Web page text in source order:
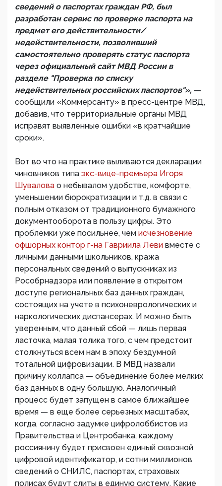
сведений о паспортах граждан РФ, был
разработан сервис по проверке паспорта на
предмет его действительности/
недействительности, позволивший
самостоятельно проверять статус паспорта
через официальный сайт МВД России в
разделе "Проверка по списку
недействительных российских паспортов"», —
сообщили «Коммерсанту» в пресс-центре МВД,
добавив, что территориальные органы МВД
исправят выявленные ошибки «в кратчайшие
сроки».
Вот во что на практике выливаются декларации
чиновников типа экс-вице-премьера Игоря
Шувалова о небывалом удобстве, комфорте,
уменьшении бюрократизации и т.д. в связи с
полным отказом от традиционного бумажного
документооборота в пользу цифры. Это
проблемки уже посильнее, чем исчезновение
офшорных контор г-на Гавриила Леви вместе с
личными данными школьников, кража
персональных сведений о выпускниках из
Рособрнадзора или появление в открытом
доступе региональных баз данных граждан,
состоящих на учете в психоневрологических и
наркологических диспансерах. И можно быть
уверенным, что данный сбой — лишь первая
ласточка, малая толика того, с чем предстоит
столкнуться всем нам в эпоху бездумной
тотальной цифровизации. В МВД назвали
причину коллапса — объединение более мелких
баз данных в одну большую. Аналогичный
процесс будет запущен в самое ближайшее
время — в еще более серьезных масштабах,
когда, согласно задумке цифролоббистов из
Правительства и Центробанка, каждому
россиянину будет присвоен единый сквозной
цифровой идентификатор, и сотни миллионов
сведений о СНИЛС, паспортах, страховых
полисах будут слиты в единую систему. Какие